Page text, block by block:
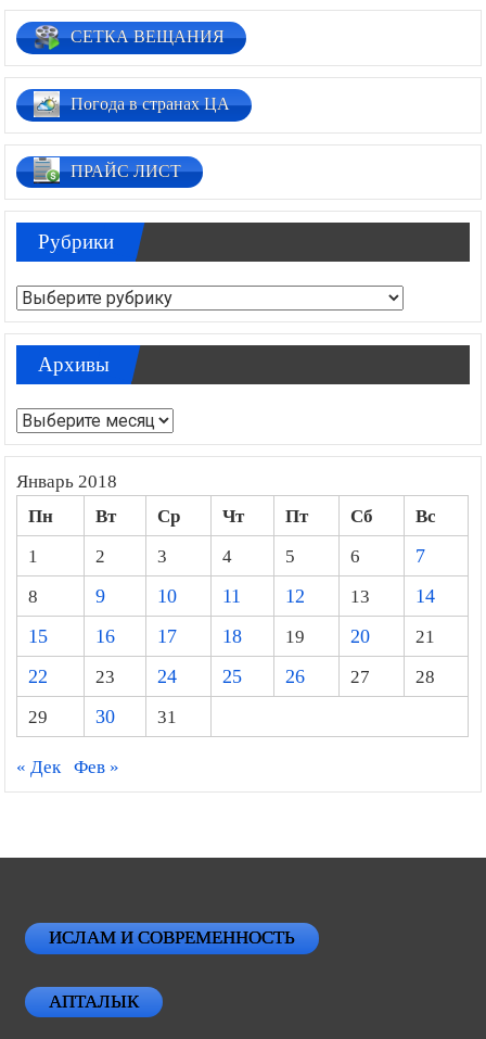
СЕТКА ВЕЩАНИЯ
Погода в странах ЦА
ПРАЙС ЛИСТ
Рубрики
Рубрики
Архивы
Архивы
Январь 2018
Пн Вт Ср Чт Пт Сб
Вс
1
2 3 4 5 6
7
8
9 10 11 12 13
14
15
16 17 18 19 20
21
22
23 24 25 26 27
28
29
30 31
« Дек Фев »
ИСЛАМ И СОВРЕМЕННОСТЬ
АПТАЛЫК